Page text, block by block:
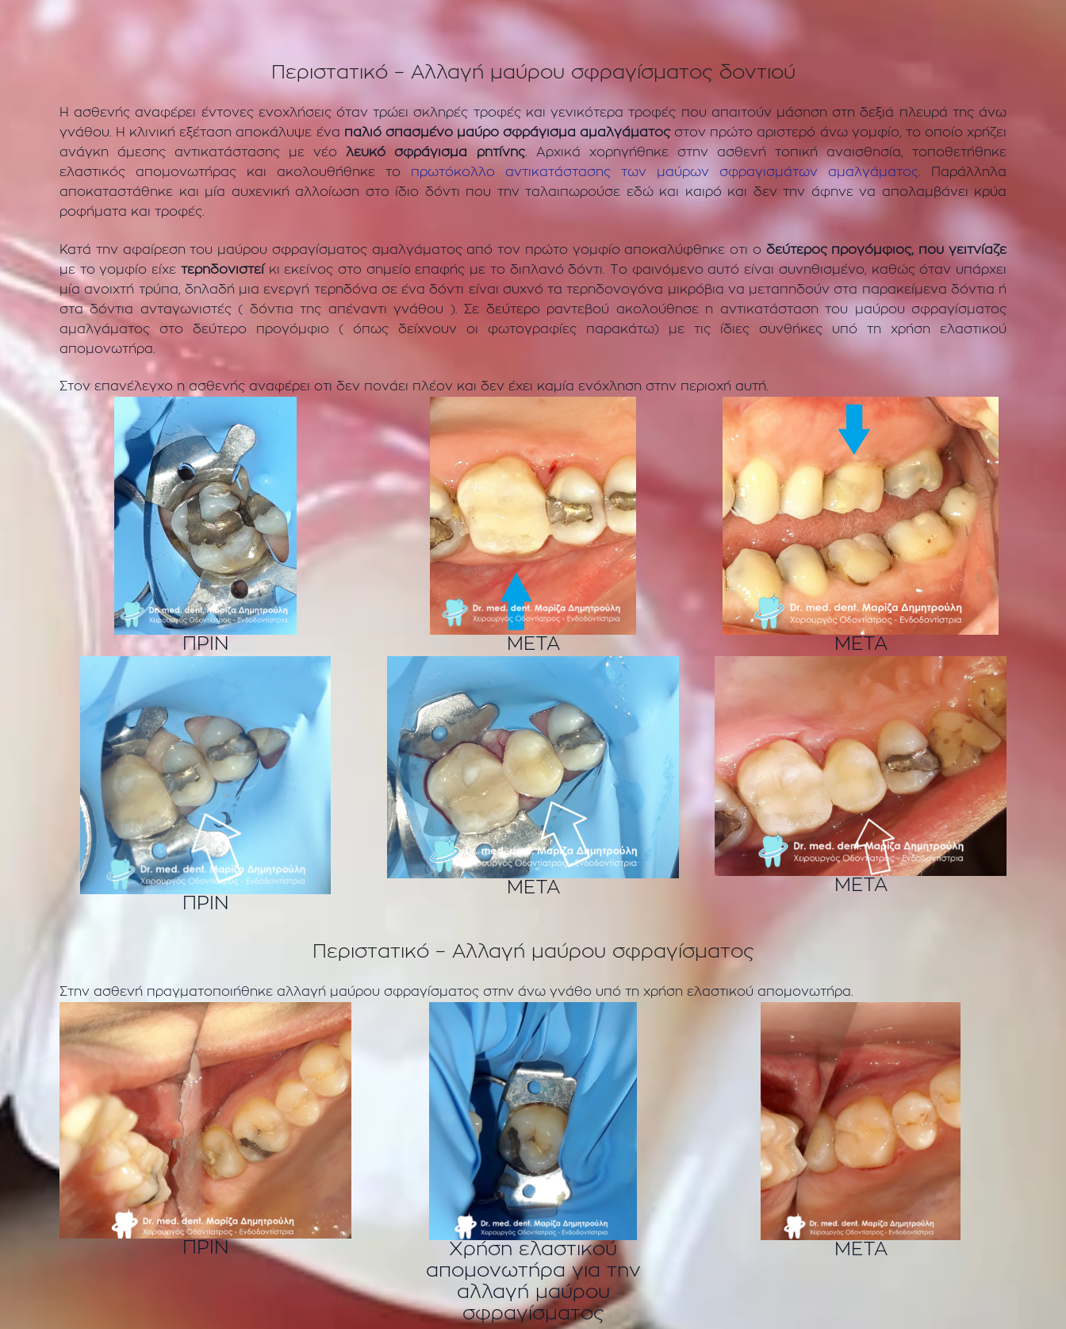
Περιστατικό – Αλλαγή μαύρου σφραγίσματος δοντιού
Η ασθενής αναφέρει έντονες ενοχλήσεις όταν τρώει σκληρές τροφές και γενικότερα τροφές που απαιτούν μάσηση στη δεξιά πλευρά της άνω
γνάθου. Η κλινική εξέταση αποκάλυψε ένα παλιό σπασμένο μαύρο σφράγισμα αμαλγάματοςστον πρώτο αριστερό άνω γομφίο, το οποίο χρήζει
ανάγκη άμεσης αντικατάστασης με νέο λευκό σφράγισμα ρητίνης. Αρχικά χορηγήθηκε στην ασθενή τοπική αναισθησία, τοποθετήθηκε
ελαστικός απομονωτήρας και ακολουθήθηκε το πρωτόκολλο αντικατάστασης των μαύρων σφραγισμάτων αμαλγάματος . Παράλληλα
αποκαταστάθηκε και μία αυχενική αλλοίωση στο ίδιο δόντι που την ταλαιπωρούσε εδώ και καιρό και δεν την άφηνε να απολαμβάνει κρύα
ροφήματα και τροφές.
Κατά την αφαίρεση του μαύρου σφραγίσματος αμαλγάματος από τον πρώτο γομφίο αποκαλύφθηκε οτι ο δεύτερος προγόμφιος, που γειτνίαζε
με το γομφίο είχε τερηδονιστείκι εκείνος στο σημείο επαφής με το διπλανό δόντι. Το φαινόμενο αυτό είναι συνηθισμένο, καθώς όταν υπάρχει
μία ανοιχτή τρύπα, δηλαδή μια ενεργή τερηδόνα σε ένα δόντι είναι συχνό τα τερηδονογόνα μικρόβια να μεταπηδούν στα παρακείμενα δόντια ή
στα δόντια ανταγωνιστές ( δόντια της απέναντι γνάθου ). Σε δεύτερο ραντεβού ακολούθησε η αντικατάσταση του μαύρου σφραγίσματος
αμαλγάματος στο δεύτερο προγόμφιο ( όπως δείχνουν οι φωτογραφίες παρακάτω) με τις ίδιες συνθήκες υπό τη χρήση ελαστικού
απομονωτήρα.
Στον επανέλεγχο η ασθενής αναφέρει οτι δεν πονάει πλέον και δεν έχει καμία ενόχληση στην περιοχή αυτή.
ΠΡΙΝ ΜΕΤΑ ΜΕΤΑ
ΠΡΙΝ
ΜΕΤΑ ΜΕΤΑ
Περιστατικό – Αλλαγή μαύρου σφραγίσματος
Στην ασθενή πραγματοποιήθηκε αλλαγή μαύρου σφραγίσματος στην άνω γνάθο υπό τη χρήση ελαστικού απομονωτήρα.
ΠΡΙΝ
Χρήση ελαστικού
απομονωτήρα για την
αλλαγή μαύρου
σφραγίσματος
ΜΕΤΑ